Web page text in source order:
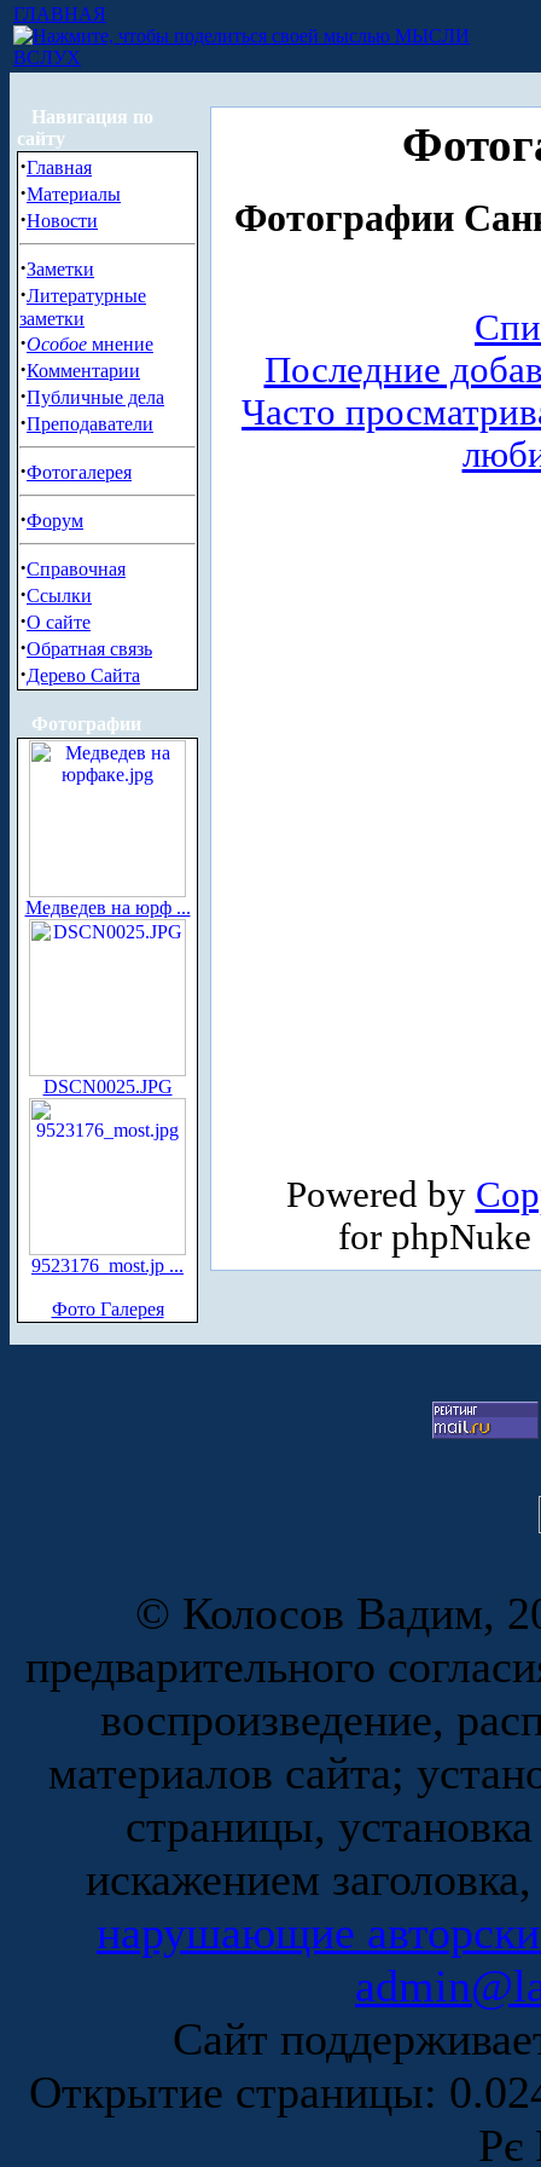
ГЛАВНАЯ
МЫСЛИ
ВСЛУХ
Навигация по
сайту
·Главная
·Материалы
·Новости
·Заметки
·Литературные
заметки
·Особое мнение
·Комментарии
·Публичные дела
·Преподаватели
·Фотогалерея
·Форум
·Справочная
·Ссылки
·О сайте
·Обратная связь
·Дерево Сайта
Фотографии
Медведев на юрф ...
DSCN0025.JPG
9523176_most.jp ...
Фото Галерея
Фотографии
Последние
Часто
Powered by
for
© Колосов Вадим,
предварительного
воспроизведение,
материалов сайта;
страницы,
искажением
нарушающие
Сайт
Открытие страницы:
Рє